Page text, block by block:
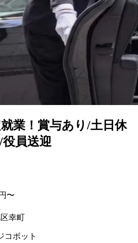
業！賞与あり/土日休
員送迎
〜
幸町
コボット